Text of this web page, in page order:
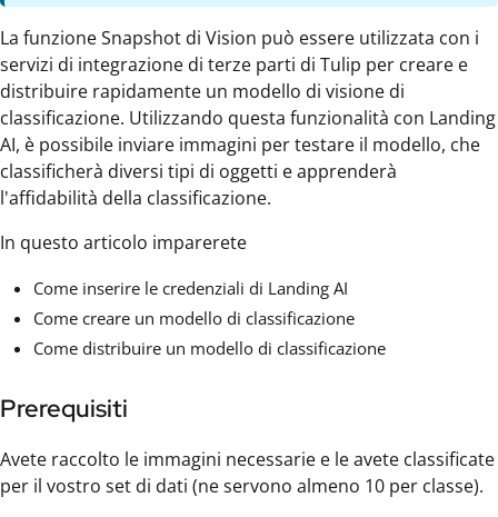
La funzione Snapshot di Vision può essere utilizzata con i
servizi di integrazione di terze parti di Tulip per creare e
distribuire rapidamente un modello di visione di
classificazione. Utilizzando questa funzionalità con Landing
AI, è possibile inviare immagini per testare il modello, che
classificherà diversi tipi di oggetti e apprenderà
l'affidabilità della classificazione.
In questo articolo imparerete
Come inserire le credenziali di Landing AI
Come creare un modello di classificazione
Come distribuire un modello di classificazione
Prerequisiti
Avete raccolto le immagini necessarie e le avete classificate
per il vostro set di dati (ne servono almeno 10 per classe).